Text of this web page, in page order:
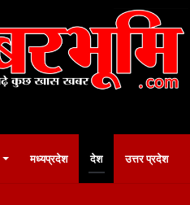
मध्यप्रदेश देश उत्तर प्रदेश